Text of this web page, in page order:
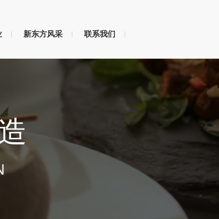
新东方风采 联系我们